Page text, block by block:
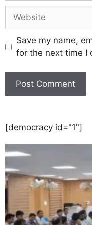
Save my name,
for the next time I
[democracy id="1"]